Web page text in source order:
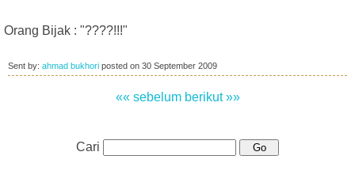
Orang Bijak : "????!!!"
Sent by: ahmad bukhori posted on 30 September 2009
«« sebelum berikut »»
Cari